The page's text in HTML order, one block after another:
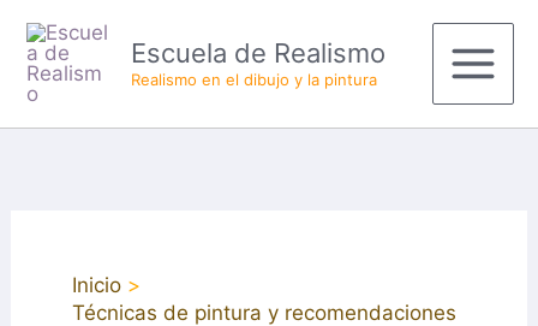
contenido
Escuela de Realismo
Realismo en el dibujo y la pintura
Main
Menu
Inicio
Técnicas de pintura y recomendaciones